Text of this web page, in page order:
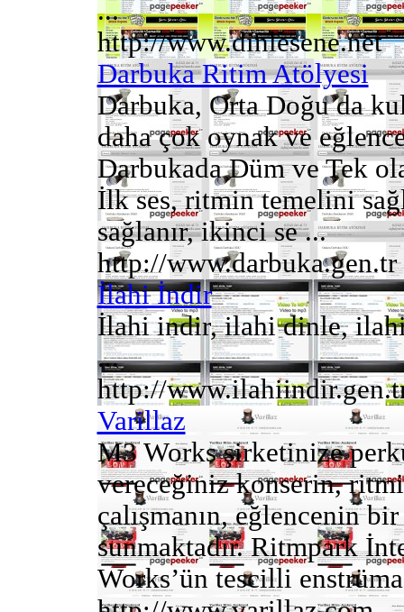
...
http://www.dinlesene.net
Darbuka Ritim Atölyesi
Darbuka, Orta Doğu da
daha çok oynak ve
Darbukada Düm ve Tek
İlk ses, ritmin temelini
sağlanır, ikinci se ...
http://www.darbuka.gen.tr
İlahi İndir
İlahi indir, ilahi dinle,
...
http://
Varillaz
M3 Works şirketinize
vereceğiniz konserin,
çalışmanın, eğlencenin
sunmaktadır. Ritmpark
Works’ün tescilli